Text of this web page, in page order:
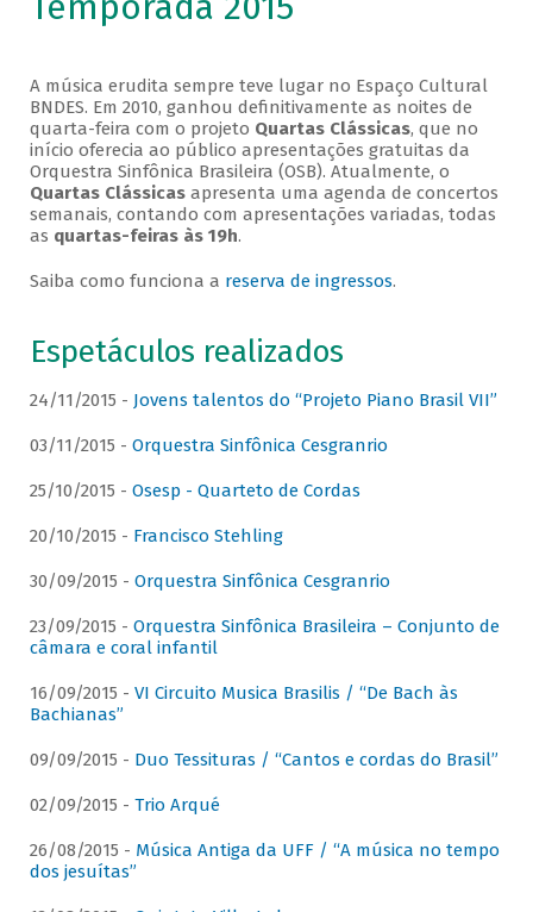
A música erudita sempre teve lugar no Espaço Cultural
BNDES. Em 2010, ganhou definitivamente as noites de
quarta-feira com o projeto Quartas Clássicas, que no
início oferecia ao público apresentações gratuitas da
Orquestra Sinfônica Brasileira (OSB). Atualmente, o
Quartas Clássicasapresenta uma agenda de concertos
semanais, contando com apresentações variadas, todas
as quartas-feiras às 19h.
Saiba como funciona a reserva de ingressos.
Espetáculos realizados
24/11/2015 - Jovens talentos do “Projeto Piano Brasil VII”
03/11/2015 - Orquestra Sinfônica Cesgranrio
25/10/2015 - Osesp - Quarteto de Cordas
20/10/2015 - Francisco Stehling
30/09/2015 - Orquestra Sinfônica Cesgranrio
23/09/2015 - Orquestra Sinfônica Brasileira – Conjunto de
câmara e coral infantil
16/09/2015 - VI Circuito Musica Brasilis / “De Bach às
Bachianas”
09/09/2015 - Duo Tessituras / “Cantos e cordas do Brasil”
02/09/2015 - Trio Arqué
26/08/2015 - Música Antiga da UFF / “A música no tempo
dos jesuítas”